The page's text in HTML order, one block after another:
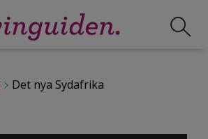
Det nya Sydafrika